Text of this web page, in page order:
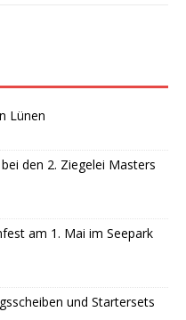
Lünen
den 2. Ziegelei Masters
am 1. Mai im Seepark
und Startersets